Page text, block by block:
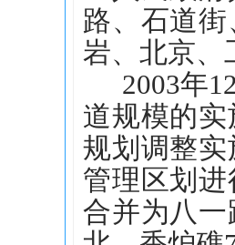
路、石道
岩、北京、
2003年
道规模的
规划调整
管理区划
合并为八